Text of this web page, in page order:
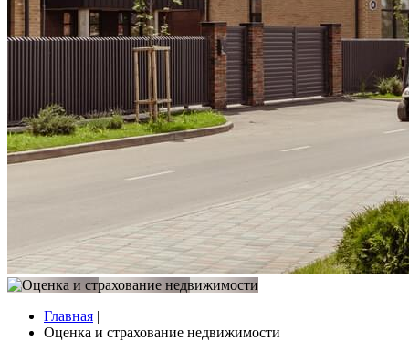
Главная |
Оценка и страхование недвижимости